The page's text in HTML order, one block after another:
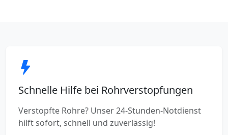
Schnelle Hilfe bei Rohrverstopfungen
Verstopfte Rohre? Unser 24-Stunden-Notdienst
hilft sofort, schnell und zuverlässig!